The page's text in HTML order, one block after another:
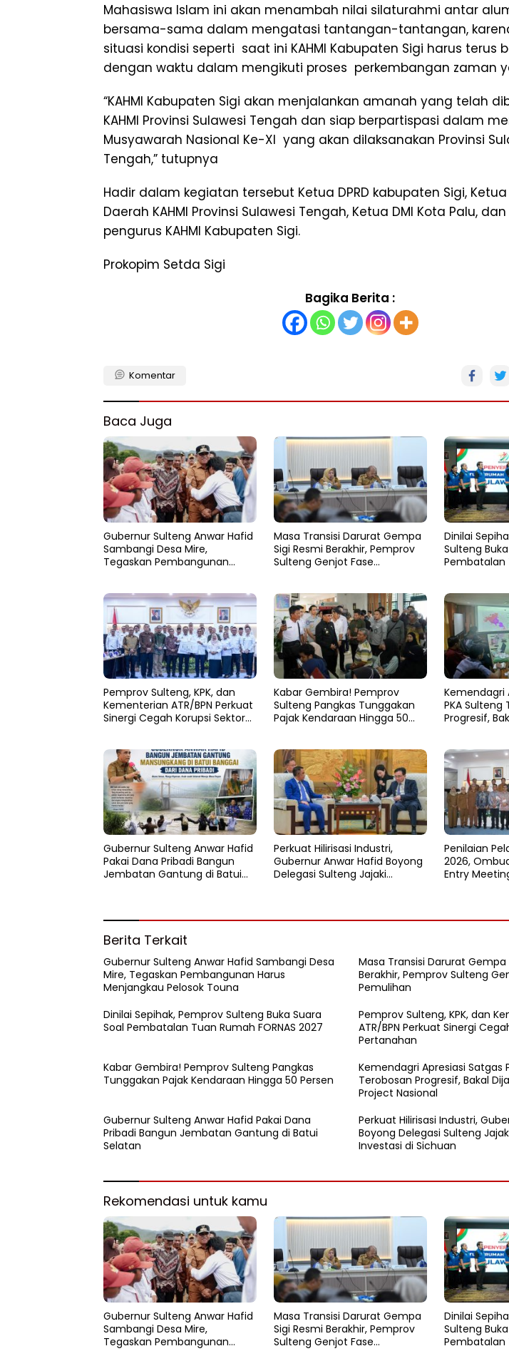
Mahasiswa Islam ini akan menambah nilai silaturahmi antar
bersama-sama dalam mengatasi tantangan-tantangan,
situasi kondisi seperti saat ini KAHMI Kabupaten Sigi harus terus
dengan waktu dalam mengikuti proses perkembangan zaman
“KAHMI Kabupaten Sigi akan menjalankan amanah yang telah
KAHMI Provinsi Sulawesi Tengah dan siap berpartispasi dalam
Musyawarah Nasional Ke-XI yang akan dilaksanakan Provinsi
Tengah,” tutupnya
Hadir dalam kegiatan tersebut Ketua DPRD kabupaten Sigi, Ketua
Daerah KAHMI Provinsi Sulawesi Tengah, Ketua DMI Kota Palu,
pengurus KAHMI Kabupaten Sigi.
Prokopim Setda Sigi
Bagika Berita :
Komentar
Baca Juga
Gubernur Sulteng Anwar Hafid
Sambangi Desa Mire,
Tegaskan Pembangunan
Masa Transisi Darurat Gempa
Sigi Resmi Berakhir, Pemprov
Sulteng Genjot Fase
Dinilai
Sulteng
Pembatalan
Pemprov Sulteng, KPK, dan
Kementerian ATR/BPN Perkuat
Sinergi Cegah Korupsi Sektor
Kabar Gembira! Pemprov
Sulteng Pangkas Tunggakan
Pajak Kendaraan Hingga 50
Kemendagri
PKA Sulteng
Progresif,
Gubernur Sulteng Anwar Hafid
Pakai Dana Pribadi Bangun
Jembatan Gantung di Batui
Perkuat Hilirisasi Industri,
Gubernur Anwar Hafid Boyong
Delegasi Sulteng Jajaki
Penilaian
2026,
Entry
Berita Terkait
Gubernur Sulteng Anwar Hafid Sambangi Desa
Mire, Tegaskan Pembangunan Harus
Menjangkau Pelosok Touna
Masa Transisi Darurat Gempa
Berakhir, Pemprov Sulteng
Pemulihan
Dinilai Sepihak, Pemprov Sulteng Buka Suara
Soal Pembatalan Tuan Rumah FORNAS 2027
Pemprov Sulteng, KPK, dan
ATR/BPN Perkuat Sinergi
Pertanahan
Kabar Gembira! Pemprov Sulteng Pangkas
Tunggakan Pajak Kendaraan Hingga 50 Persen
Kemendagri Apresiasi Satgas
Terobosan Progresif, Bakal
Project Nasional
Gubernur Sulteng Anwar Hafid Pakai Dana
Pribadi Bangun Jembatan Gantung di Batui
Selatan
Perkuat Hilirisasi Industri,
Boyong Delegasi Sulteng
Investasi di Sichuan
Rekomendasi untuk kamu
Gubernur Sulteng Anwar Hafid
Sambangi Desa Mire,
Tegaskan Pembangunan
Masa Transisi Darurat Gempa
Sigi Resmi Berakhir, Pemprov
Sulteng Genjot Fase
Dinilai
Sulteng
Pembatalan